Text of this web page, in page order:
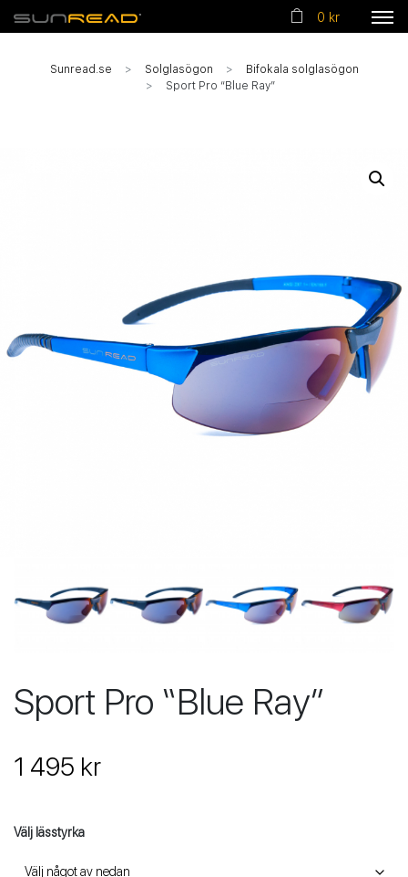
0 kr
Sunread.se Solglasögon
Bifokala solglasögon
Sport Pro “Blue Ray”
Sport Pro “Blue Ray”
1 495 kr
Välj lässtyrka